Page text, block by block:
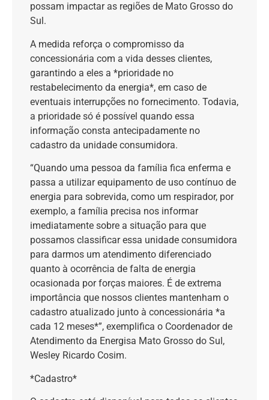
possam impactar as regiões de Mato Grosso do
Sul.
A medida reforça o compromisso da
concessionária com a vida desses clientes,
garantindo a eles a *prioridade no
restabelecimento da energia*, em caso de
eventuais interrupções no fornecimento. Todavia,
a prioridade só é possível quando essa
informação consta antecipadamente no
cadastro da unidade consumidora.
“Quando uma pessoa da família fica enferma e
passa a utilizar equipamento de uso contínuo de
energia para sobrevida, como um respirador, por
exemplo, a família precisa nos informar
imediatamente sobre a situação para que
possamos classificar essa unidade consumidora
para darmos um atendimento diferenciado
quanto à ocorrência de falta de energia
ocasionada por forças maiores. É de extrema
importância que nossos clientes mantenham o
cadastro atualizado junto à concessionária *a
cada 12 meses*”, exemplifica o Coordenador de
Atendimento da Energisa Mato Grosso do Sul,
Wesley Ricardo Cosim.
*Cadastro*